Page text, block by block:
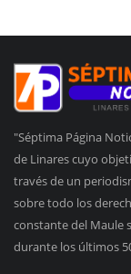
"Séptima Página
de Linares cuyo
través de un
sobre todo los
constante del Maule
durante los últimos